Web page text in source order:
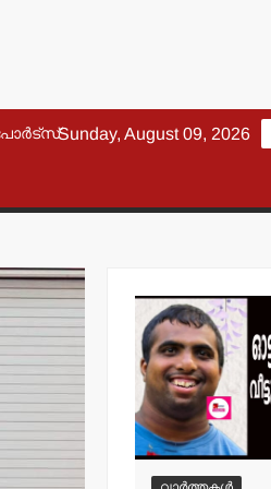
Sunday, August 09, 2026